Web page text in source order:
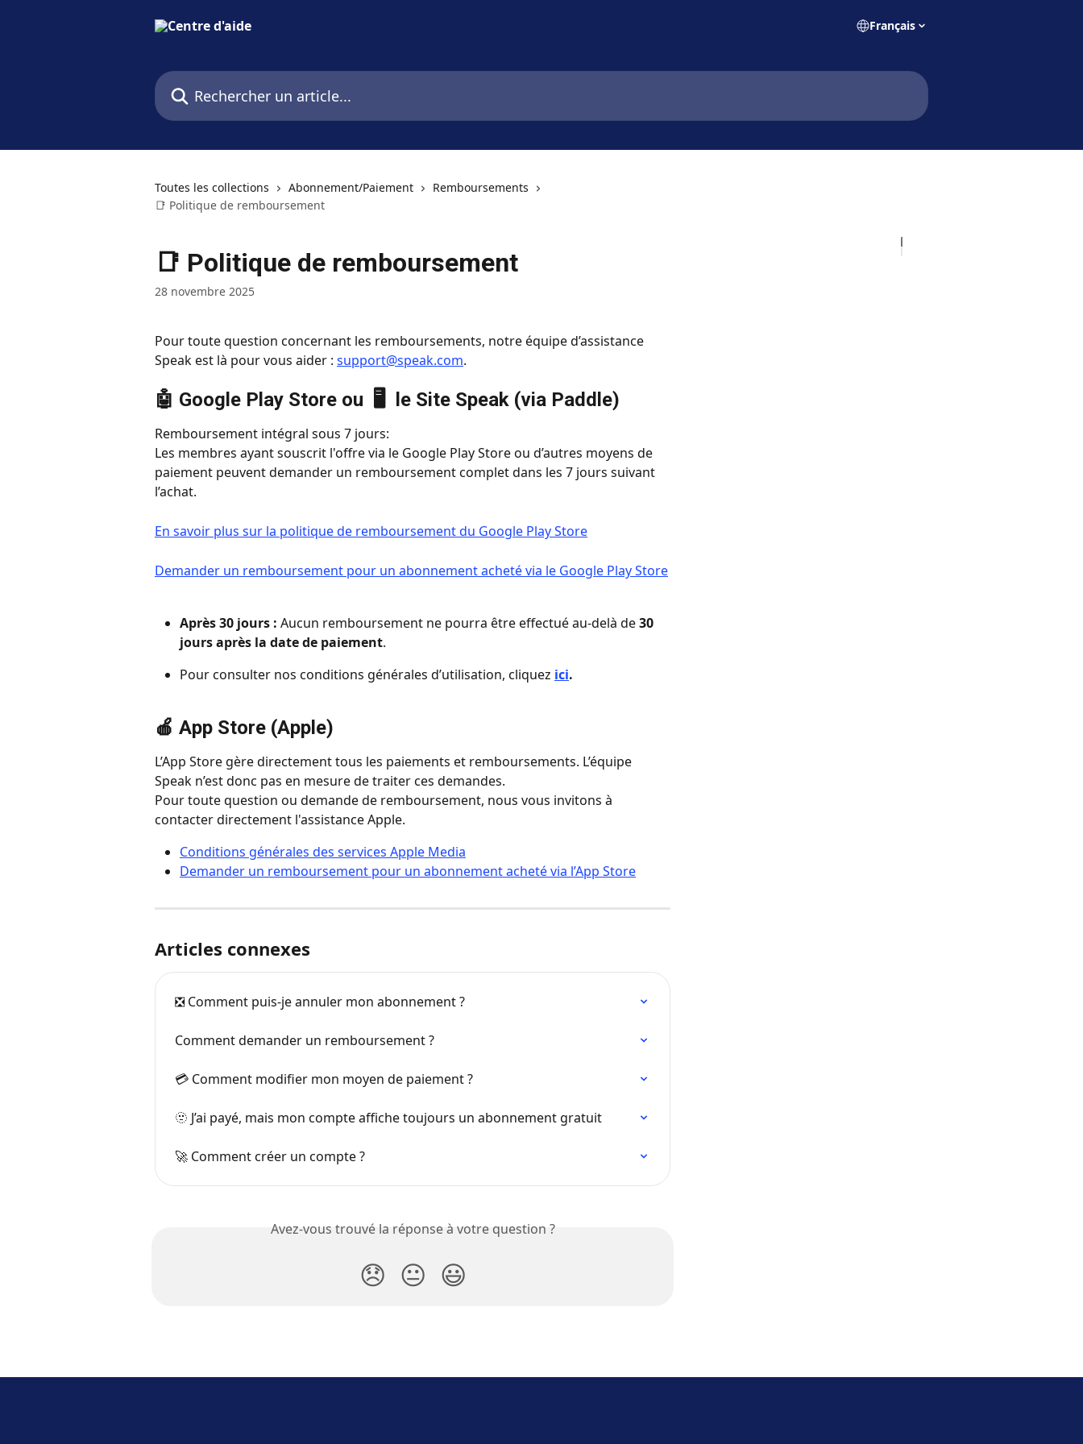
Français
Rechercher un article...
Toutes les collections Abonnement/Paiement
Remboursements
📑 Politique de remboursement
📑 Politique de remboursement
28 novembre 2025
Pour toute question concernant les remboursements, notre équipe d’assistance
Speak est là pour vous aider : support@speak.com.
🤖 Google Play Store ou 🖥️  le Site Speak (via Paddle)
Remboursement intégral sous 7 jours:
Les membres ayant souscrit l'offre via le Google Play Store ou d’autres moyens de
paiement peuvent demander un remboursement complet dans les 7 jours suivant
l’achat.
En savoir plus sur la politique de remboursement du Google Play Store
Demander un remboursement pour un abonnement acheté via le Google Play Store
Après 30 jours : Aucun remboursement ne pourra être effectué au-delà de 30
jours après la date de paiement.
Pour consulter nos conditions générales d’utilisation, cliquez ici.
🍎 App Store (Apple)
L’App Store gère directement tous les paiements et remboursements. L’équipe
Speak n’est donc pas en mesure de traiter ces demandes.
Pour toute question ou demande de remboursement, nous vous invitons à
contacter directement l'assistance Apple.
Conditions générales des services Apple Media
Demander un remboursement pour un abonnement acheté via l’App Store
Articles connexes
❎ Comment puis-je annuler mon abonnement ?
Comment demander un remboursement ?
💳 Comment modifier mon moyen de paiement ?
🫥 J’ai payé, mais mon compte affiche toujours un abonnement gratuit
🚀 Comment créer un compte ?
Avez-vous trouvé la réponse à votre question ?
😞 😐 😃